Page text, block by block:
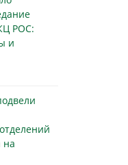
РОС:
и
на